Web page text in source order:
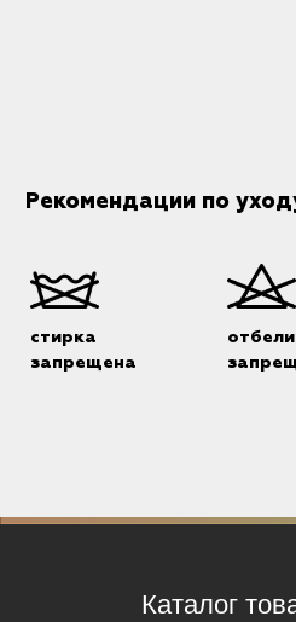
Рекомендации по
стирка
запрещена
Каталог